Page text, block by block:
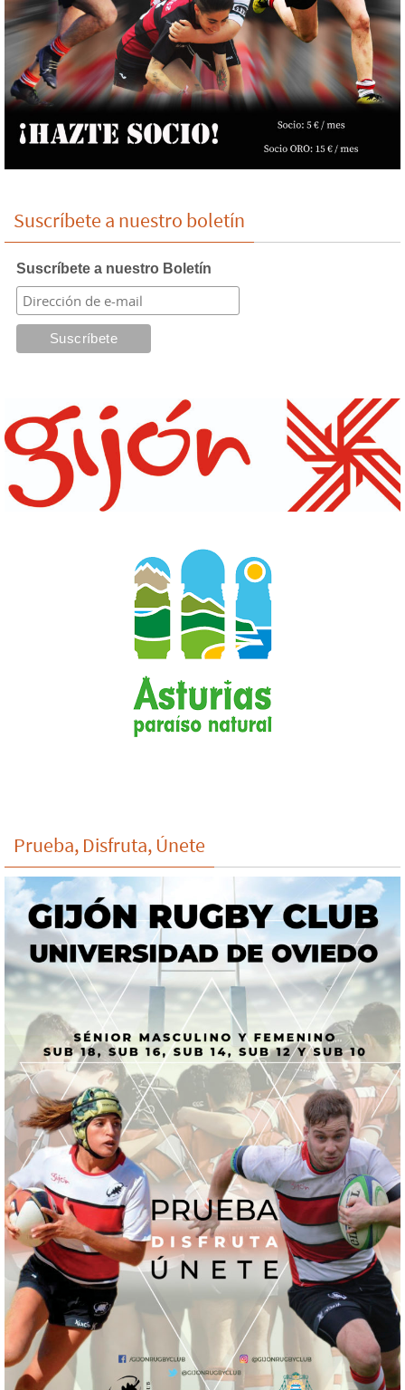
Suscríbete a nuestro boletín
Suscríbete a nuestro Boletín
Prueba, Disfruta, Únete